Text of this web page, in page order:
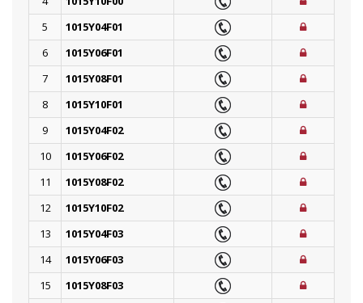
5
1015Y04F01
6
1015Y06F01
7
1015Y08F01
8
1015Y10F01
9
1015Y04F02
10
1015Y06F02
11
1015Y08F02
12
1015Y10F02
13
1015Y04F03
14
1015Y06F03
15
1015Y08F03